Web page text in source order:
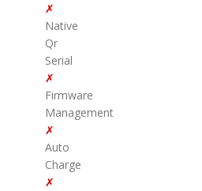
✗
Native
Qr
Serial
✗
Firmware
Management
✗
Auto
Charge
✗